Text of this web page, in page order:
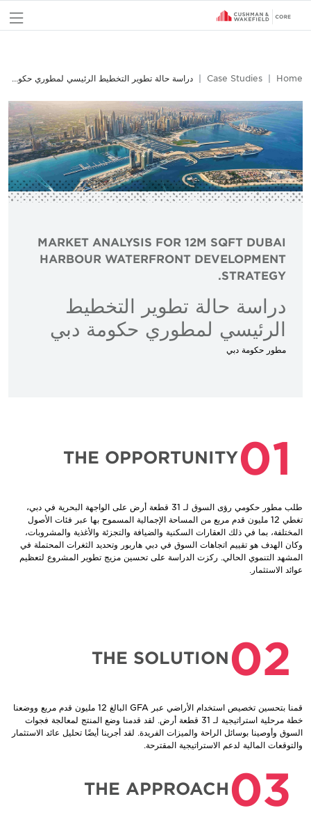
Home
Case Studies دراسة حالة تطوير التخطيط الرئيسي لمطوري حكومة دبي
MARKET ANALYSIS FOR 12M SQFT DUBAI
HARBOUR WATERFRONT DEVELOPMENT
STRATEGY.
دراسة حالة تطوير التخطيط
الرئيسي لمطوري حكومة دبي
مطور حكومة دبي
01
THE OPPORTUNITY
طلب مطور حكومي رؤى السوق لـ 31 قطعة أرض على الواجهة البحرية في دبي،
تغطي 12 مليون قدم مربع من المساحة الإجمالية المسموح بها عبر فئات الأصول
المختلفة، بما في ذلك العقارات السكنية والضيافة والتجزئة والأغذية والمشروبات،
وكان الهدف هو تقييم اتجاهات السوق في دبي هاربور وتحديد الثغرات المحتملة في
المشهد التنموي الحالي. ركزت الدراسة على تحسين مزيج تطوير المشروع لتعظيم
عوائد الاستثمار.
02
THE SOLUTION
قمنا بتحسين تخصيص استخدام الأراضي عبر GFA البالغ 12 مليون قدم مربع ووضعنا
خطة مرحلية استراتيجية لـ 31 قطعة أرض. لقد قدمنا وضع المنتج لمعالجة فجوات
السوق وأوصينا بوسائل الراحة والميزات الفريدة. لقد أجرينا أيضًا تحليل عائد الاستثمار
والتوقعات المالية لدعم الاستراتيجية المقترحة.
03
THE APPROACH